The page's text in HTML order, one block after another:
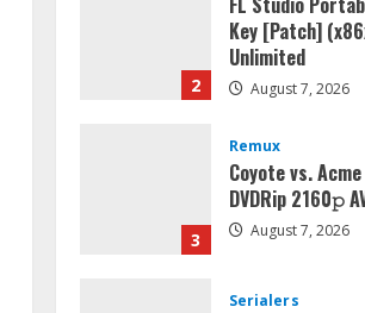
2
Key [Patch]
Unlimited
August 7, 2026
3
Remux
Coyote vs.
DVDRip 2160𝚙
August 7, 2026
Serialers